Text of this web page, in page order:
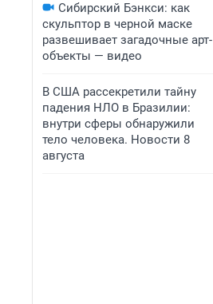
Сибирский Бэнкси: как
скульптор в черной маске
развешивает загадочные арт-
объекты — видео
В США рассекретили тайну
падения НЛО в Бразилии:
внутри сферы обнаружили
тело человека. Новости 8
августа